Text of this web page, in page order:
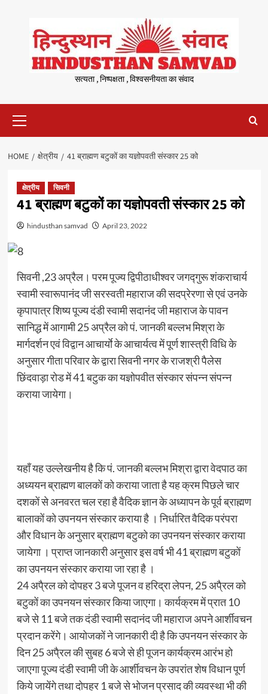
content
सत्यता , निष्पक्षता , विश्वसनीयता का संवाद
Menu
HOME क्षेत्रीय 41 ब्राह्मण बटुकों का यज्ञोपवती संस्कार 25 को
क्षेत्रीय सिवनी
41 ब्राह्मण बटुकों का यज्ञोपवती संस्कार 25 को
hindusthan samvad April 23, 2022
सिवनी ,23 अप्रैल। परम पूज्य द्विपीठाधीश्वर जगद्गुरू शंकराचार्य
स्वामी स्वारूपानंद जी सरस्वती महाराज की सदप्रेरणा से एवं उनके
कृपापात्र शिष्य पूज्य दंडी स्वामी सदानंद जी महाराज के पावन
सानिद्ध में आगामी 25 अप्रैल को पं. जानकी बल्लभ मिश्रा के
मार्गदर्शन एवं विद्वान आचार्याे के आचार्यत्व में पूर्ण शास्त्री विधि के
अनुसार गीता परिवार के द्वारा सिवनी नगर के राजश्री पैलेस
छिंदवाड़ा रोड में 41 बटुक का यज्ञोपवीत संस्कार संपन्न संपन्न
कराया जायेगा।
यहाँ यह उल्लेखनीय है कि पं. जानकी बल्लभ मिश्रा द्वारा वेदपाठ का
अध्ययन ब्राह्मण बालकों को कराया जाता है यह क्रम पिछले चार
दशकों से अनवरत चल रहा है वैदिक ज्ञान के अध्यापन के पूर्व ब्राह्मण
बालाकों को उपनयन संस्कार कराया है । निर्धारित वैदिक परंपरा
और विधान के अनुसार ब्राह्मण बटुको का उपनयन संस्कार कराया
जायेगा । प्राप्त जानकारी अनुसार इस वर्ष भी 41 ब्राह्मण बटुकों
का उपनयन संस्कार कराया जा रहा है ।
24 अपै्रल को दोपहर 3 बजे पूजन व हरिद्रा लेपन, 25 अपै्रल को
बटुकों का उपनयन संस्कार किया जाएगा। कार्यक्रम में प्रात 10
बजे से 11 बजे तक दंडी स्वामी सदानंद जी महाराज अपने आर्शीवचन
प्रदान करेंगे। आयोजकों ने जानकारी दी है कि उपनयन संस्कार के
दिन 25 अपै्रल की सुबह 6 बजे से ही पूजन कार्यक्रम आरंभ हो
जाएगा पूज्य दंडी स्वामी जी के आर्शीवचन के उपरांत शेष विधान पूर्ण
किये जायेंगे तथा दोपहर 1 बजे से भोजन प्रसाद की व्यवस्था भी की